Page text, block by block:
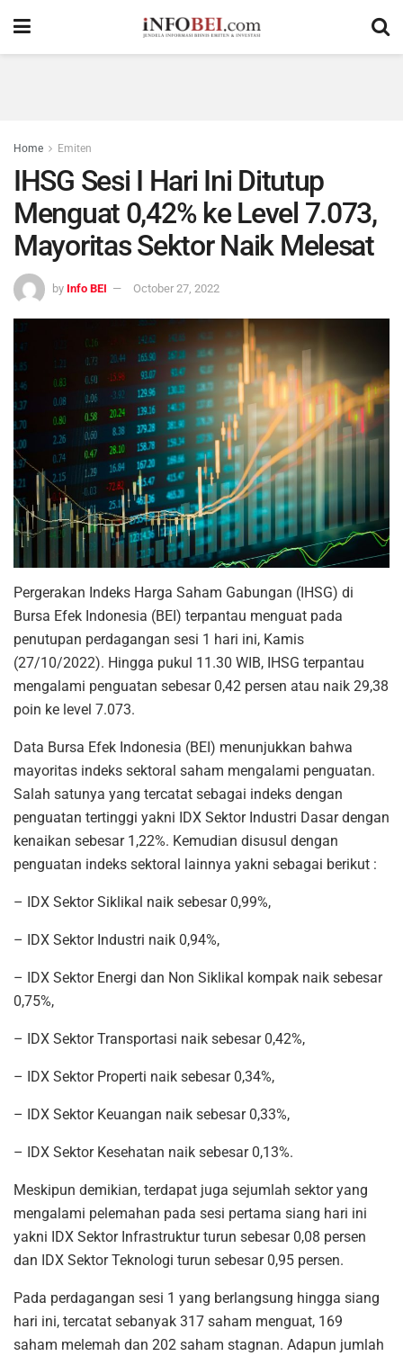
Home Emiten
IHSG Sesi I Hari Ini Ditutup
Menguat 0,42% ke Level 7.073,
Mayoritas Sektor Naik Melesat
by Info BEI October 27, 2022
Pergerakan Indeks Harga Saham Gabungan (IHSG) di
Bursa Efek Indonesia (BEI) terpantau menguat pada
penutupan perdagangan sesi 1 hari ini, Kamis
(27/10/2022). Hingga pukul 11.30 WIB, IHSG terpantau
mengalami penguatan sebesar 0,42 persen atau naik 29,38
poin ke level 7.073.
Data Bursa Efek Indonesia (BEI) menunjukkan bahwa
mayoritas indeks sektoral saham mengalami penguatan.
Salah satunya yang tercatat sebagai indeks dengan
penguatan tertinggi yakni IDX Sektor Industri Dasar dengan
kenaikan sebesar 1,22%. Kemudian disusul dengan
penguatan indeks sektoral lainnya yakni sebagai berikut :
– IDX Sektor Siklikal naik sebesar 0,99%,
– IDX Sektor Industri naik 0,94%,
– IDX Sektor Energi dan Non Siklikal kompak naik sebesar
0,75%,
– IDX Sektor Transportasi naik sebesar 0,42%,
– IDX Sektor Properti naik sebesar 0,34%,
– IDX Sektor Keuangan naik sebesar 0,33%,
– IDX Sektor Kesehatan naik sebesar 0,13%.
Meskipun demikian, terdapat juga sejumlah sektor yang
mengalami pelemahan pada sesi pertama siang hari ini
yakni IDX Sektor Infrastruktur turun sebesar 0,08 persen
dan IDX Sektor Teknologi turun sebesar 0,95 persen.
Pada perdagangan sesi 1 yang berlangsung hingga siang
hari ini, tercatat sebanyak 317 saham menguat, 169
saham melemah dan 202 saham stagnan. Adapun jumlah